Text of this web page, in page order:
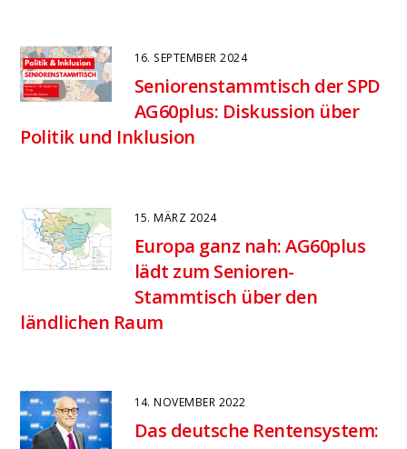
16. SEPTEMBER 2024
Seniorenstammtisch der SPD
AG60plus: Diskussion über
Politik und Inklusion
15. MÄRZ 2024
Europa ganz nah: AG60plus
lädt zum Senioren-
Stammtisch über den
ländlichen Raum
14. NOVEMBER 2022
Das deutsche Rentensystem: